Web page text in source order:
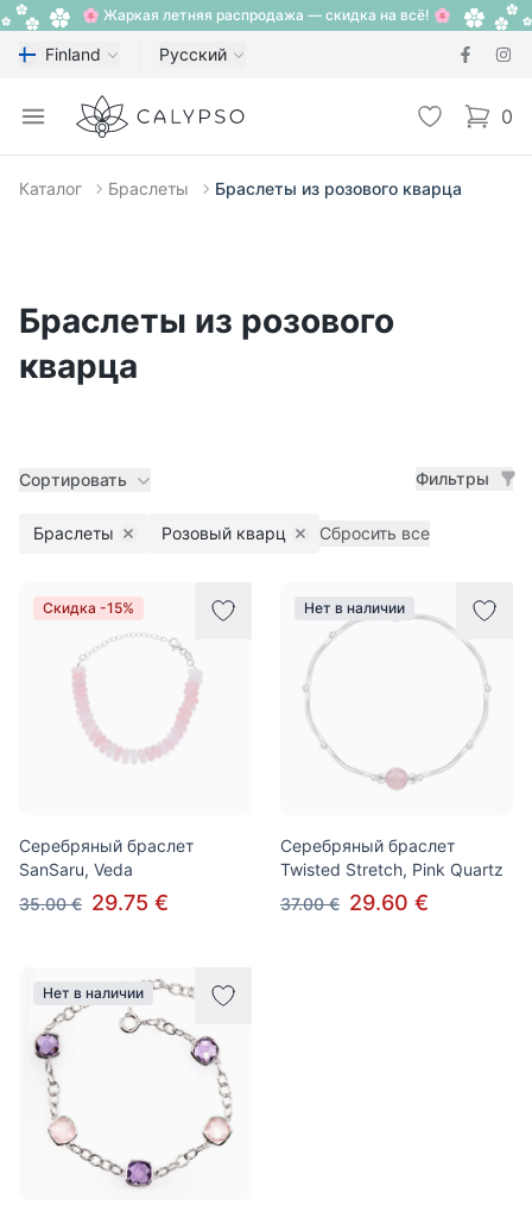
🌸 Жаркая летняя распродажа — скидка на всё! 🌸
Finland Русский
Open menu
Calypso Избранное
0
items
Каталог Браслеты Браслеты из розового кварца
Браслеты из розового
кварца
Сортировать Фильтры
Браслеты Remove filter
Розовый кварц Remove filter
Сбросить все
Товары
Скидка -15%
Серебряный браслет
SanSaru, Veda
35.00 € 29.75 €
Нет в наличии
Серебряный браслет
Twisted Stretch, Pink Quartz
37.00 € 29.60 €
Нет в наличии